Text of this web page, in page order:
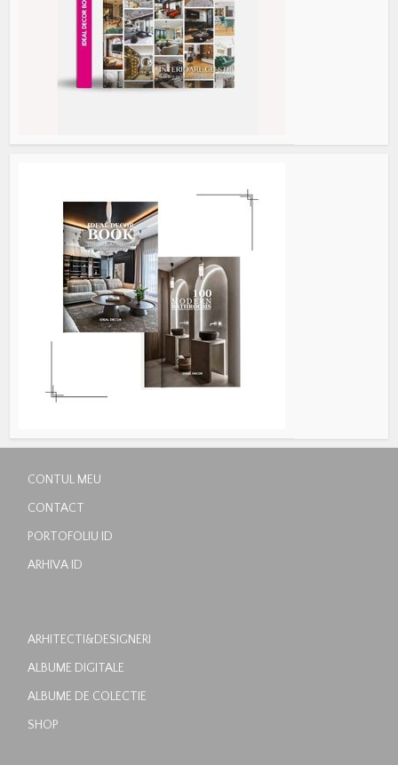
CONTUL MEU
CONTACT
PORTOFOLIU ID
ARHIVA ID
ARHITECTI&DESIGNERI
ALBUME DIGITALE
ALBUME DE COLECTIE
SHOP